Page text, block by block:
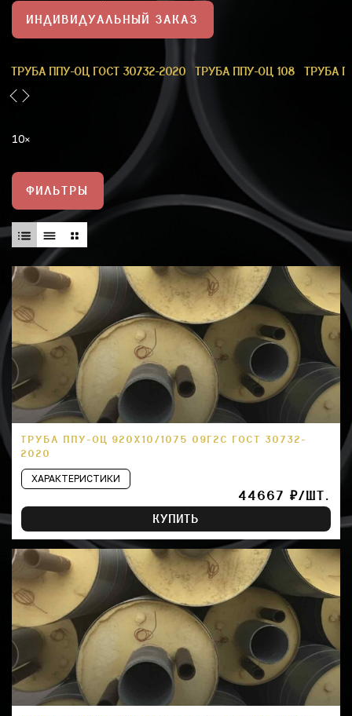
ИНДИВИДУАЛЬНЫЙ ЗАКАЗ
ТРУБА ППУ-ОЦ ГОСТ 30732-2020 ТРУБА ППУ-ОЦ 108 ТРУБА
10
ФИЛЬТРЫ
ТРУБА ППУ-ОЦ 920Х10/1075 09Г2С ГОСТ 30732-
2020
ХАРАКТЕРИСТИКИ
44667 ₽/ШТ.
КУПИТЬ